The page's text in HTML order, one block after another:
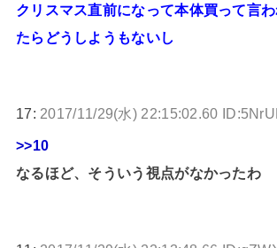
クリスマス直前になって本体買って言
たらどうしようもないし
17: 2017/11/29(水) 22:15:02.60
>>10
なるほど、そういう視点がなかったわ